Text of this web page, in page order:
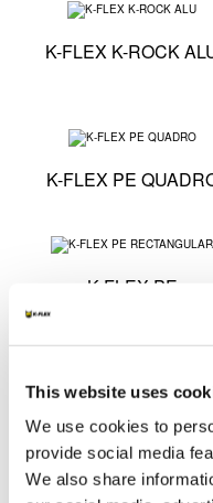
This website uses
We use cookies to
provide social media
We also share
K-FLEX K-ROCK
K-FLEX PE
K-FLEX PE
K-FLEX S2